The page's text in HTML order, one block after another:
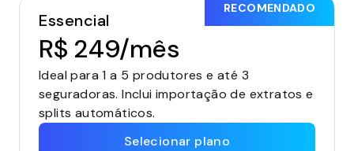
RECOMENDADO
Essencial
R$ 249/mês
Ideal para 1 a 5 produtores e até 3
seguradoras. Inclui importação de extratos e
splits automáticos.
Selecionar plano